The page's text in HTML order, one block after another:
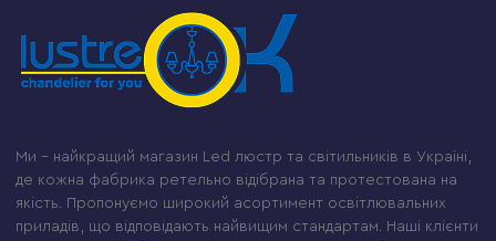
Ми – найкращий магазин Led люстр та світильників в Україні,
де кожна фабрика ретельно відібрана та протестована на
якість. Пропонуємо широкий асортимент освітлювальних
приладів, що відповідають найвищим стандартам. Наші клієнти